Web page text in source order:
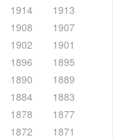
1914
1913
1908
1907
1902
1901
1896
1895
1890
1889
1884
1883
1878
1877
1872
1871